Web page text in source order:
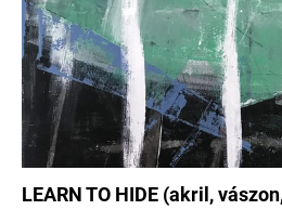
LEARN TO HIDE (akril,